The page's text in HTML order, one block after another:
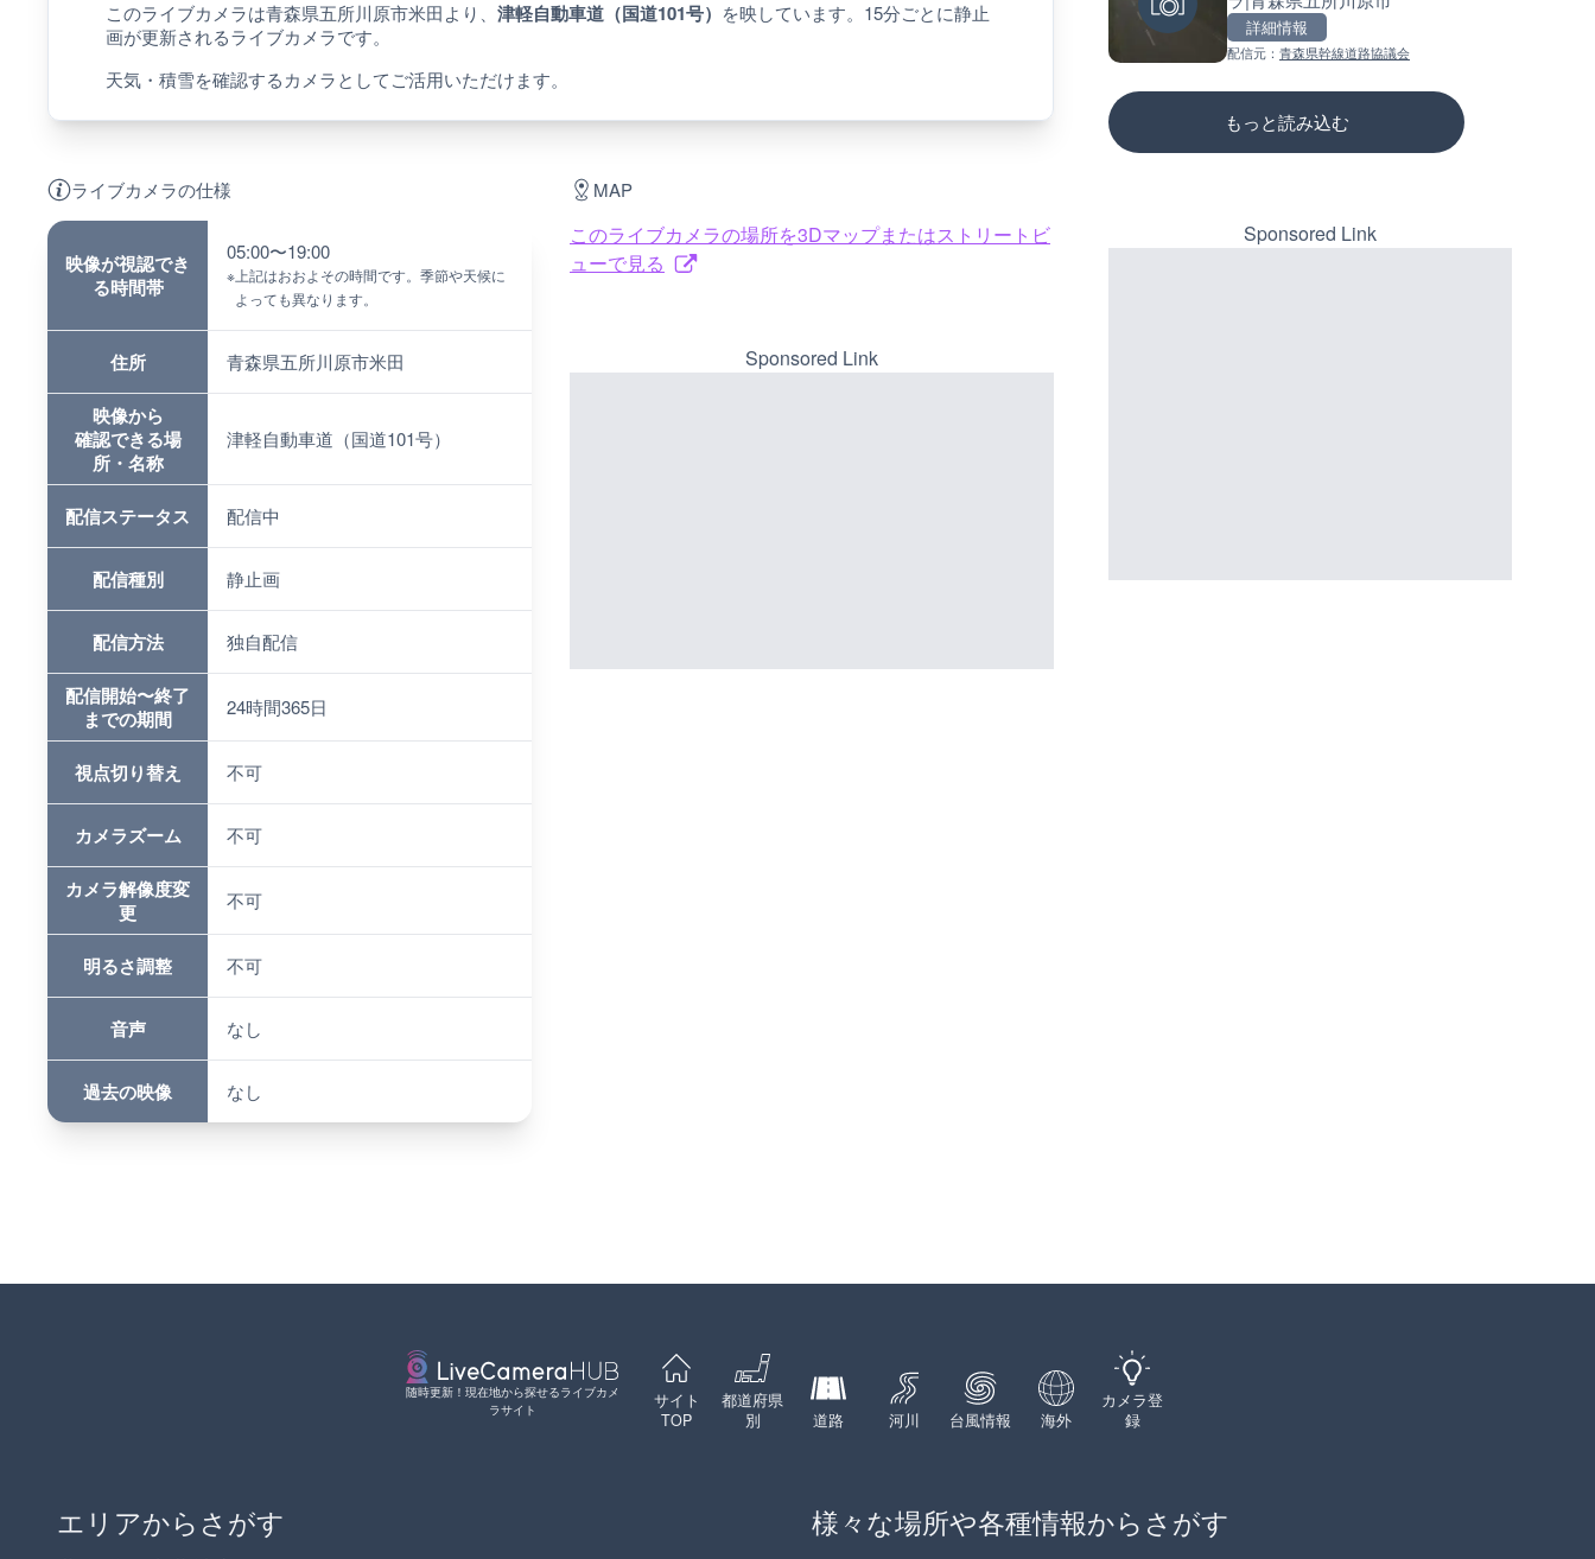
このライブカメラは青森県五所川原市米田より、 津軽自動車道（国道101号） を映しています。15分ごとに静止
画が更新されるライブカメラです。
天気・積雪を確認するカメラとしてご活用いただけます。
ライブカメラの仕様
映像が視認でき
る時間帯
05:00〜19:00
※ 上記はおおよその時間です。季節や天候に
よっても異なります。
住所 青森県五所川原市米田
映像から
確認できる場
所・名称
津軽自動車道（国道101号）
配信ステータス 配信中
配信種別 静止画
配信方法 独自配信
配信開始〜終了
までの期間
24時間365日
視点切り替え 不可
カメラズーム 不可
カメラ解像度変
更
不可
明るさ調整 不可
音声 なし
過去の映像 なし
MAP
このライブカメラの場所を3Dマップまたはストリートビ
ューで見る
Sponsored Link
詳細情報
配信元： 青森県幹線道路協議会
もっと読み込む
配信元：高島市役所 政策部 危機管理局
配信元：国土交通省 三次河川国道事務所
Sponsored Link
随時更新！現在地から探せるライブカメ
ラサイト
サイト
TOP
都道府県
別
道路 河川 台風情報 海外
カメラ登
録
エリアからさがす 様々な場所や各種情報からさがす